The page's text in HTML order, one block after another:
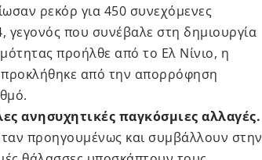
ρεκόρ για 450 συνεχόμενες
γεγονός που συνέβαλε στη δημιουργία
προήλθε από το Ελ Νίνιο, η
προκλήθηκε από την απορρόφηση
ανησυχητικές παγκόσμιες αλλαγές.
προηγουμένως και συμβάλλουν στην